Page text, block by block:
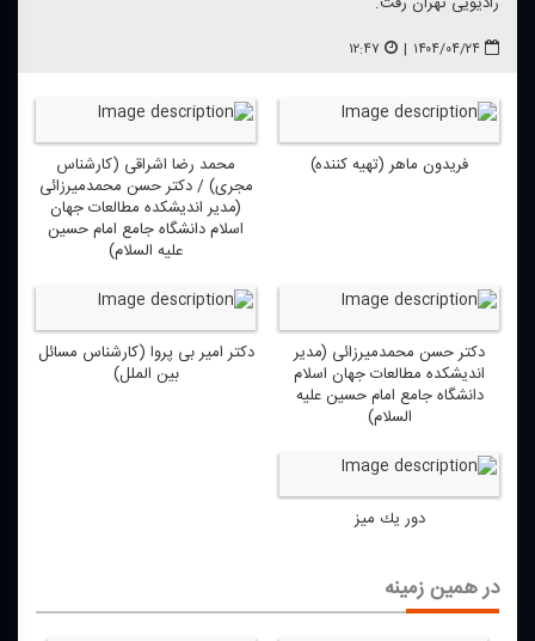
۱۴۰۴/۰۴/۲۴ | ۱۲:۴۷
فریدون ماهر (تهیه كننده)
محمد رضا اشراقی (كارشناس
مجری) / دكتر حسن محمدمیرزائی
(مدیر اندیشكده مطالعات جهان
اسلام دانشگاه جامع امام حسین
علیه السلام)
دكتر حسن محمدمیرزائی (مدیر
اندیشكده مطالعات جهان اسلام
دانشگاه جامع امام حسین علیه
السلام)
دكتر امیر بی پروا (كارشناس مسائل
بین الملل)
دور یك میز
در همین زمینه